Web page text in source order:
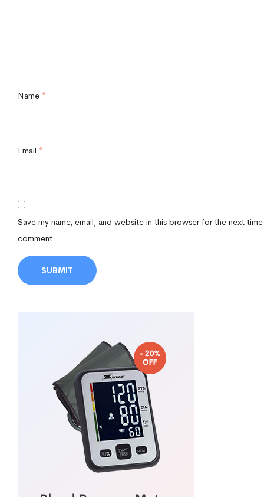
Name *
Email *
Save my name, email, and website in this browser for the next
comment.